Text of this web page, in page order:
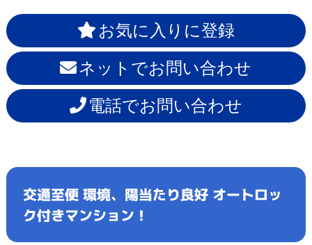
お気に入りに登録
ネットでお問い合わせ
電話でお問い合わせ
交通至便 環境、陽当たり良好 オートロッ
ク付きマンション！